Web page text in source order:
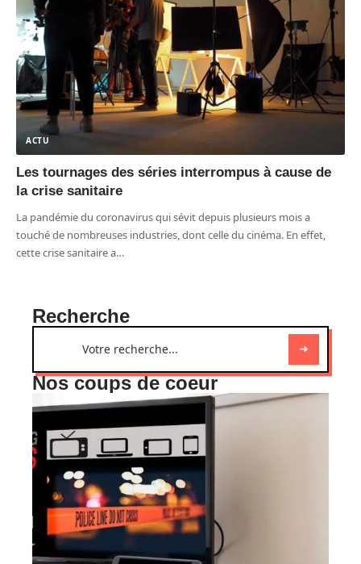
ACTU
Les tournages des séries interrompus à cause de
la crise sanitaire
La pandémie du coronavirus qui sévit depuis plusieurs mois a
touché de nombreuses industries, dont celle du cinéma. En effet,
cette crise sanitaire a…
Recherche
Nos coups de coeur